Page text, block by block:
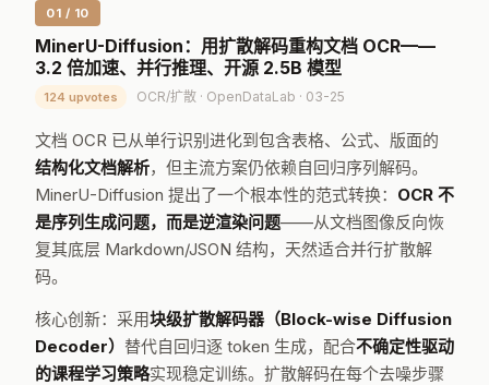
01 / 10
MinerU-Diffusion：用扩散解码重构文档 OCR——
3.2 倍加速、并行推理、开源 2.5B 模型
124 upvotes OCR/扩散 · OpenDataLab · 03-25
文档 OCR 已从单行识别进化到包含表格、公式、版面的
结构化文档解析，但主流方案仍依赖自回归序列解码。
MinerU-Diffusion 提出了一个根本性的范式转换： OCR 不
是序列生成问题，而是逆渲染问题——从文档图像反向恢
复其底层 Markdown/JSON 结构，天然适合并行扩散解
码。
核心创新：采用块级扩散解码器（Block-wise Diffusion
Decoder） 替代自回归逐 token 生成，配合不确定性驱动
的课程学习策略实现稳定训练。扩散解码在每个去噪步骤